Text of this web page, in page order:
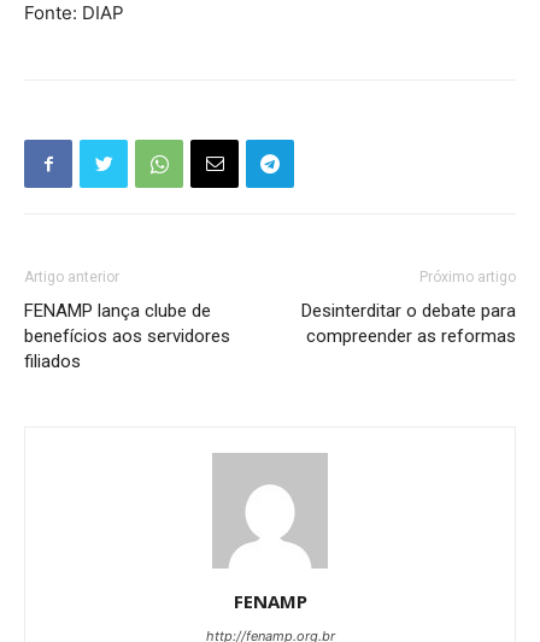
Fonte: DIAP
Artigo anterior
FENAMP lança clube de
benefícios aos servidores
filiados
Próximo artigo
Desinterditar o debate para
compreender as reformas
FENAMP
http://fenamp.org.br